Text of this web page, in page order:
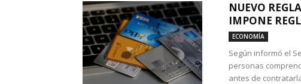
NUEVO
IMPONE
ECONOMÍA
Según informó el
personas
antes de